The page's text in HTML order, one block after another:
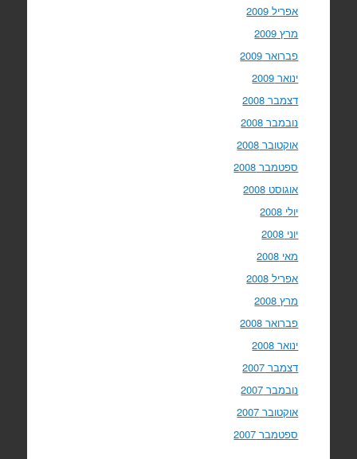
אפריל 2009
מרץ 2009
פברואר 2009
ינואר 2009
דצמבר 2008
נובמבר 2008
אוקטובר 2008
ספטמבר 2008
אוגוסט 2008
יולי 2008
יוני 2008
מאי 2008
אפריל 2008
מרץ 2008
פברואר 2008
ינואר 2008
דצמבר 2007
נובמבר 2007
אוקטובר 2007
ספטמבר 2007